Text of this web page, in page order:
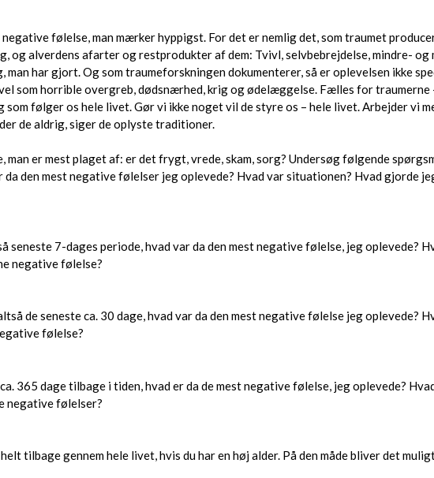
følelse, man mærker hyppigst. For det er nemlig det, som traumet
og alverdens afarter og restprodukter af dem: Tvivl, selvbebrejdelse, mindre-
man har gjort. Og som traumeforskningen dokumenterer, så er oplevelsen ikke
som horrible overgreb, dødsnærhed, krig og ødelæggelse. Fælles for
som følger os hele livet. Gør vi ikke noget vil de styre os – hele livet. Arbejder vi
de aldrig, siger de oplyste traditioner.
er mest plaget af: er det frygt, vrede, skam, sorg? Undersøg følgende
den mest negative følelser jeg oplevede? Hvad var situationen? Hvad gjorde
seneste 7-dages periode, hvad var da den mest negative følelse, jeg oplevede?
negative følelse?
de seneste ca. 30 dage, hvad var da den mest negative følelse jeg oplevede?
følelse?
365 dage tilbage i tiden, hvad er da de mest negative følelse, jeg oplevede?
negative følelser?
helt tilbage gennem hele livet, hvis du har en høj alder. På den måde bliver det